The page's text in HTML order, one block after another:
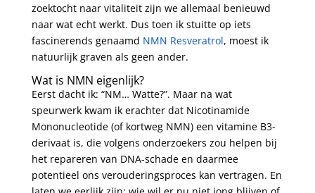
zoektocht naar vitaliteit zijn we allemaal benieuwd
naar wat echt werkt. Dus toen ik stuitte op iets
fascinerends genaamd NMN Resveratrol, moest ik
natuurlijk graven als geen ander.
Wat is NMN eigenlijk?
Eerst dacht ik: “NM… Watte?”. Maar na wat
speurwerk kwam ik erachter dat Nicotinamide
Mononucleotide (of kortweg NMN) een vitamine B3-
derivaat is, die volgens onderzoekers zou helpen bij
het repareren van DNA-schade en daarmee
potentieel ons verouderingsproces kan vertragen. En